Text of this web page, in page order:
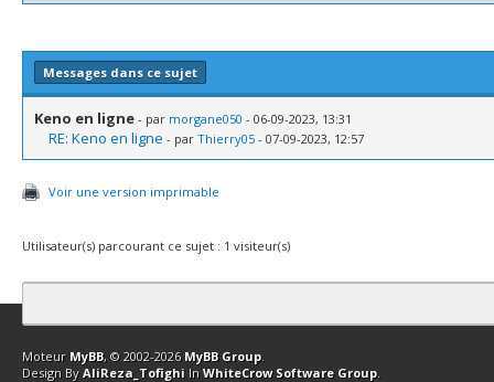
Messages dans ce sujet
Keno en ligne - par morgane050 - 06-09-2023, 13:31
RE: Keno en ligne - par Thierry05 - 07-09-2023, 12:57
Voir une version imprimable
Utilisateur(s) parcourant ce sujet : 1 visiteur(s)
Contact Club Affiliation Retourner en haut Version bas-débit
Moteur MyBB, © 2002-2026 MyBB Group.
Design By AliReza_Tofighi In WhiteCrow Software Group.